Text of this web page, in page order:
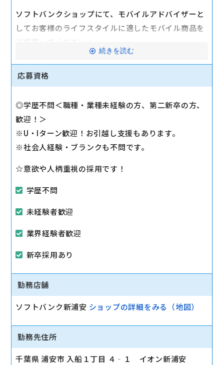
ソフトバンクショップにて、モバイルアドバイザーと
してお客様のライフスタイルに適したモバイル商品を
ご提案してください！
出勤ー開店前に店舗内外の清掃をし、朝礼を実施
午後ー交替で休憩を取得
夕方ー来店者が増加する時間帯であるため、接客を第
一に優先に。閉店準備も並行して進めます。
閉店ー終礼にて、当日の売上を発表します。
駅から徒歩10分以内
続きを読む
応募資格
◎学歴不問＜職種・業種未経験の方、第二新卒の方、
歓迎！＞
※U・Iターン歓迎！お引越し支援もあります。
※社会人経験・ブランクも不問です。
☆意欲や人柄重視の採用です！
学歴不問
未経験者歓迎
業界経験者歓迎
新卒採用あり
勤務店舗
ソフトバンク新浦安 ショップの詳細をみる（地図）
勤務先住所
千葉県 浦安市 入船１丁目 ４‐１ イオン新浦安